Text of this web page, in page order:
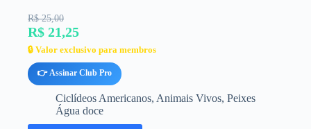
R$ 25,00
R$ 21,25
🔒 Valor exclusivo para membros
👉 Assinar Club Pro
Ciclídeos Americanos, Animais Vivos, Peixes
Água doce